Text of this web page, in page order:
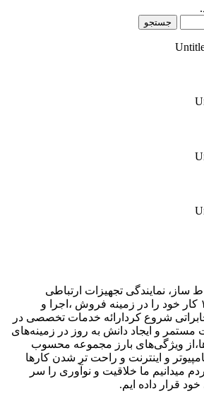
جستجو
ساز، نمایندگی تجهیزات ارتباطی
پاناسونیک از سال ۱۳۸۵ کار خود را در زمینه فروش ،اجرا و
شروع کردارائه خدمات تخصصی در
مستمر و ایجاد دانش به‌ روز در زمینه‌های
ویژگی‌های بارز مجموعه محسوب
و اینترنت و راحت تر شدن کارها
میدانیم ما خلاقیت و نوآوری را سر
خود قرار داده ایم.